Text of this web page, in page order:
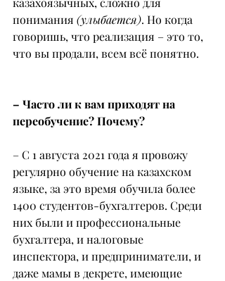
понимания (улыбается). Но когда
говоришь, что реализация – это то,
что вы продали, всем всё понятно.
– Часто ли к вам приходят на
переобучение? Почему?
– С 1 августа 2021 года я провожу
регулярно обучение на казахском
языке, за это время обучила более
1400 студентов-бухгалтеров. Среди
них были и профессиональные
бухгалтера, и налоговые
инспектора, и предприниматели, и
даже мамы в декрете, имеющие